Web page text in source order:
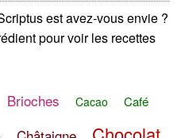
est avez-vous envie ?
pour voir les recettes
Brioches Cacao Café